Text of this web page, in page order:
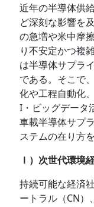
近年の半導体供
ど深刻な影響を
の急増や米中摩
り不安定かつ複
は半導体サプラ
である。そこで
化や工程自動化
I・ビッグデータ
車載半導体サプ
ステムの在り方
Ｉ）次世代環境
持続可能な経済
ートラル（CN）